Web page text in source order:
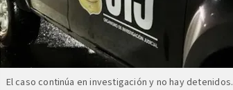
El caso continúa en investigación y no hay detenidos.